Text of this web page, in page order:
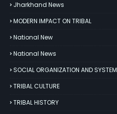
Jharkhand News
MODERN IMPACT ON TRIBAL
National New
National News
SOCIAL ORGANIZATION AND SYSTEM
TRIBAL CULTURE
TRIBAL HISTORY